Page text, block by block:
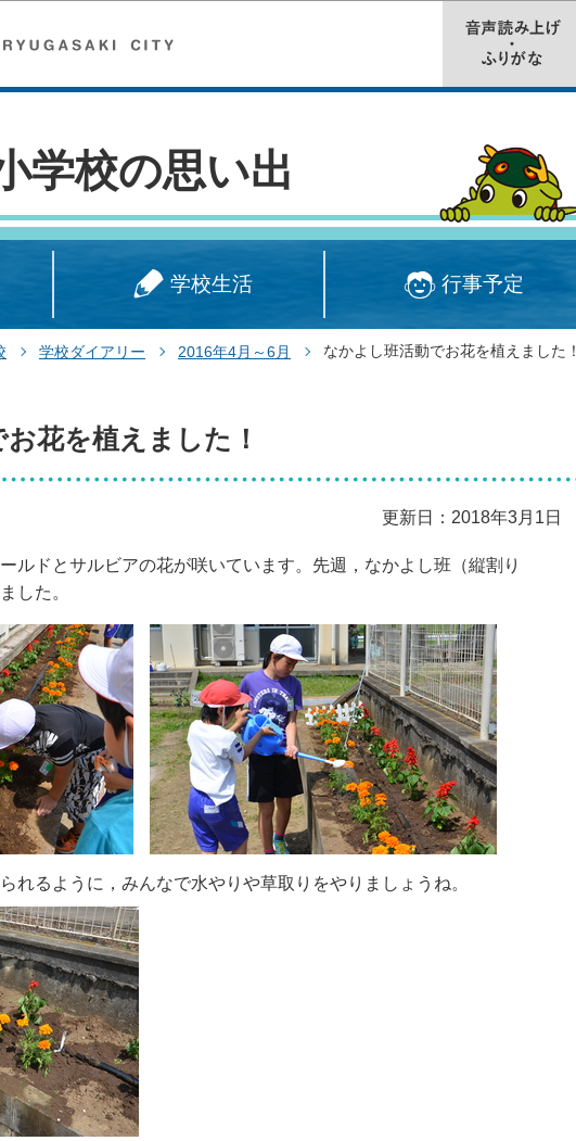
学校の思い出
学校生活 行事予定
学校ダイアリー 2016年4月～6月 なかよし班活動でお花を植えました！
花を植えました！
更新日：2018年3月1日
ルドとサルビアの花が咲いています。先週，なかよし班（縦割り
した。
れるように，みんなで水やりや草取りをやりましょうね。